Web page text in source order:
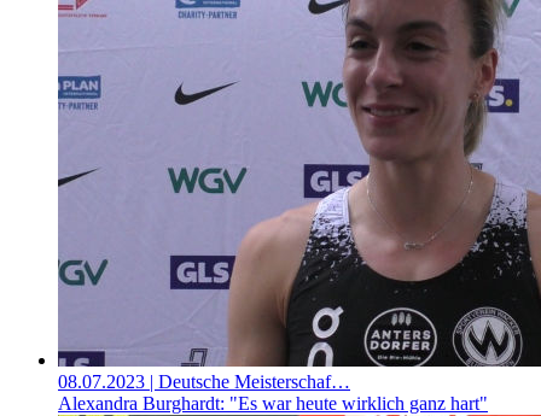
08.07.2023 | Deutsche Meisterschaf…
Alexandra Burghardt: "Es war heute wirklich ganz hart"